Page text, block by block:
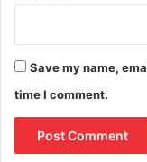
Save my name,
time I comment.